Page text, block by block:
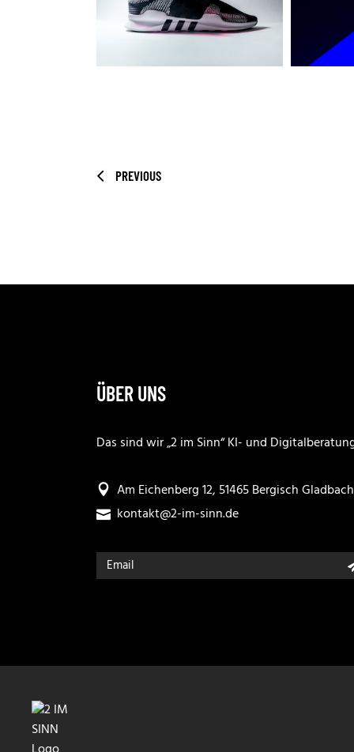
PREVIOUS
ÜBER UNS
Das sind wir „2 im Sinn“ KI- und
Am Eichenberg 12, 51465 Bergisch Gladbach
kontakt@2-im-sinn.de